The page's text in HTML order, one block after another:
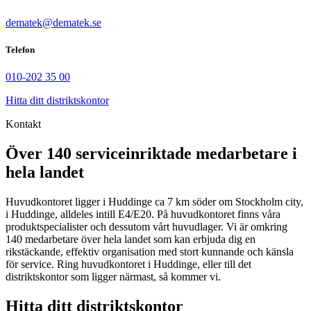
dematek@dematek.se
Telefon
010-202 35 00
Hitta ditt distriktskontor
Kontakt
Över 140 serviceinriktade medarbetare i
hela landet
Huvudkontoret ligger i Huddinge ca 7 km söder om Stockholm city,
i Huddinge, alldeles intill E4/E20. På huvudkontoret finns våra
produktspecialister och dessutom vårt huvudlager. Vi är omkring
140 medarbetare över hela landet som kan erbjuda dig en
rikstäckande, effektiv organisation med stort kunnande och känsla
för service. Ring huvudkontoret i Huddinge, eller till det
distriktskontor som ligger närmast, så kommer vi.
Hitta ditt distriktskontor